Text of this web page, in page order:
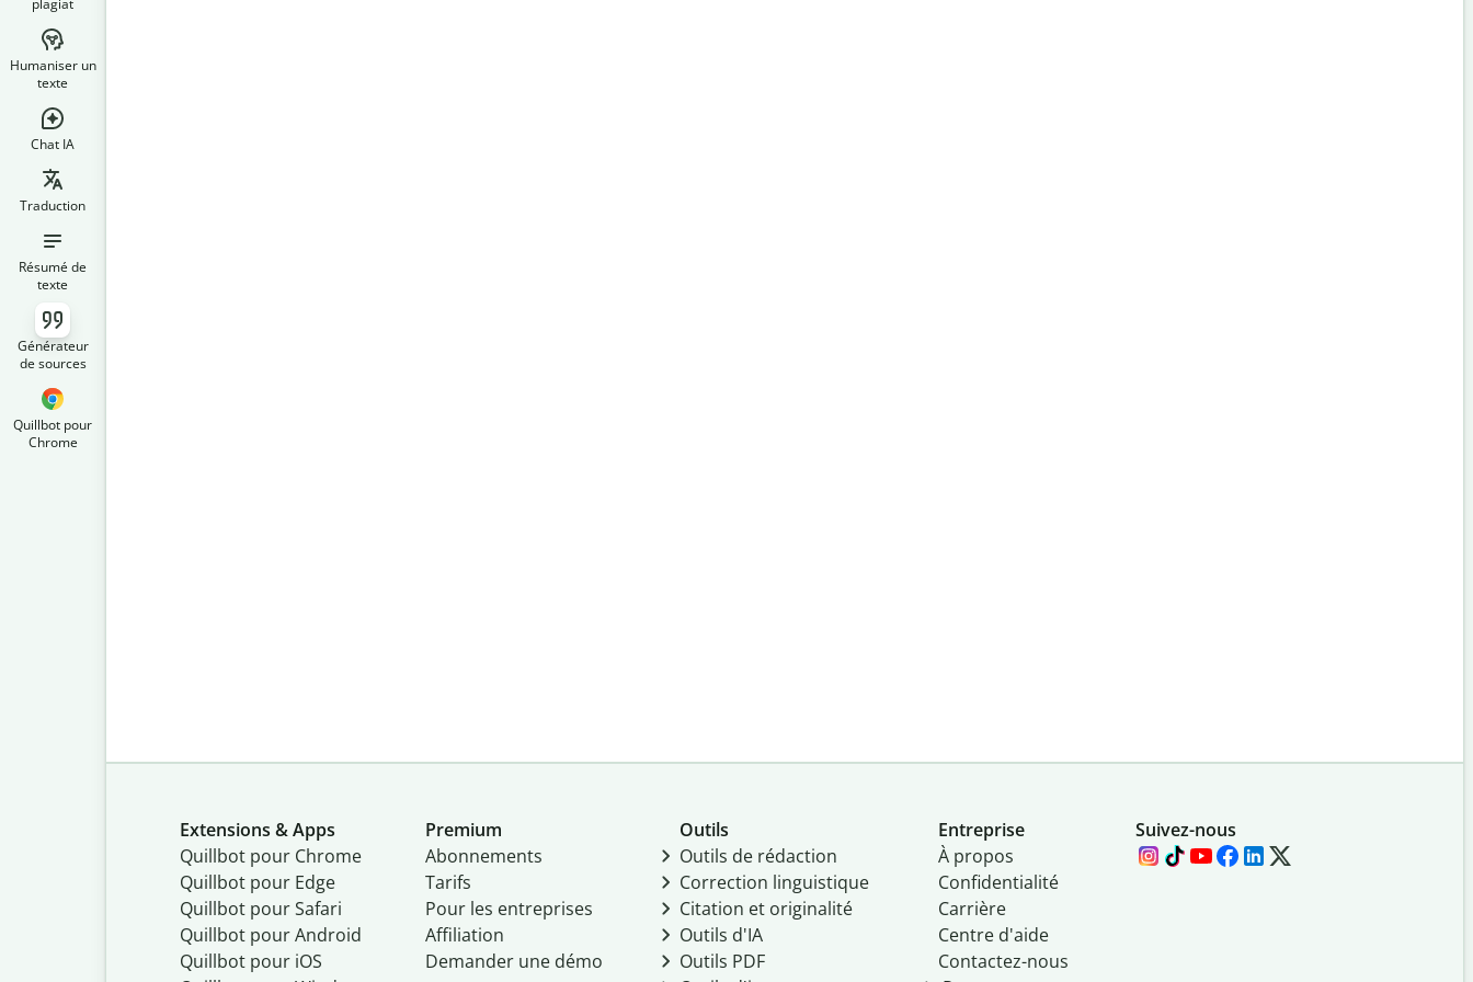
plagiat
Humaniser un
texte
Chat IA
Traduction
Résumé de
texte
Générateur
de sources
Quillbot pour
Chrome
Extensions & Apps
Quillbot pour Chrome
Quillbot pour Edge
Quillbot pour Safari
Quillbot pour Android
Quillbot pour iOS
Premium
Abonnements
Tarifs
Pour les entreprises
Affiliation
Demander une démo
Outils
Outils de rédaction
Correction linguistique
Citation et originalité
Outils d'IA
Outils PDF
Entreprise
À propos
Confidentialité
Carrière
Centre d'aide
Contactez-nous
Suivez-nous